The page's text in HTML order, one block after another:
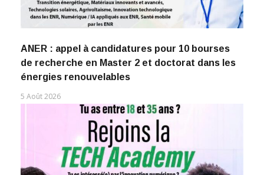
ANER : appel à candidatures pour 10 bourses
de recherche en Master 2 et doctorat dans les
énergies renouvelables
5 Août 2026